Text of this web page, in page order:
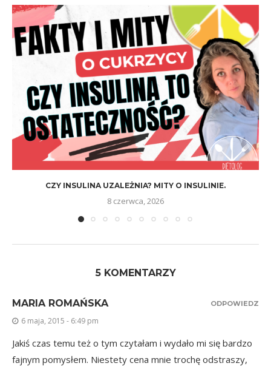
CZY INSULINA UZALEŻNIA? MITY O INSULINIE.
8 czerwca, 2026
5 KOMENTARZY
MARIA ROMAŃSKA
6 maja, 2015 - 6:49 pm
Jakiś czas temu też o tym czytałam i wydało mi się bardzo
fajnym pomysłem. Niestety cena mnie trochę odstraszy,
ODPOWIEDZ